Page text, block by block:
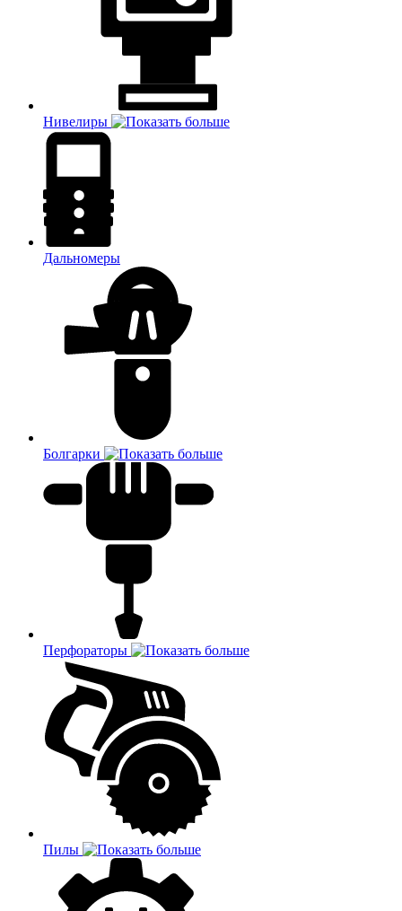
Нивелиры
Дальномеры
Болгарки
Перфораторы
Пилы